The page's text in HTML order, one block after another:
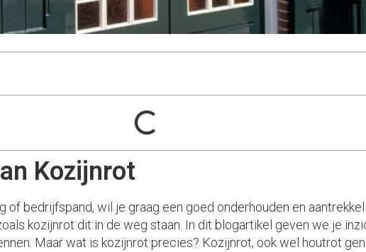
Kozijnrot
of bedrijfspand, wil je graag een goed onderhouden en
kozijnrot dit in de weg staan. In dit blogartikel geven we je
Maar wat is kozijnrot precies? Kozijnrot, ook wel houtrot